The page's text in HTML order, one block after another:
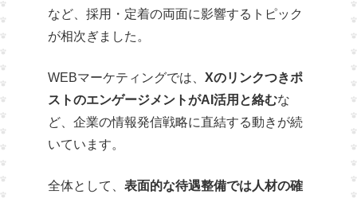
など、採用・定着の両面に影響するトピック
が相次ぎました。
WEBマーケティングでは、 Xのリンクつきポ
ストのエンゲージメントがAI活用と絡むな
ど、企業の情報発信戦略に直結する動きが続
いています。
全体として、 表面的な待遇整備では人材の確